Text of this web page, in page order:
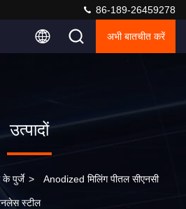
86-189-26459278
अभी बातचीत करें
उत्पादों
के पुर्जे > Anodized मिलिंग पीतल सीएनसी
स्टील